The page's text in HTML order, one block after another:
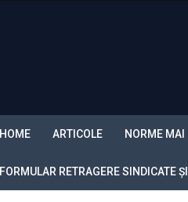
HOME ARTICOLE NORME MAI
FORMULAR RETRAGERE SINDICATE